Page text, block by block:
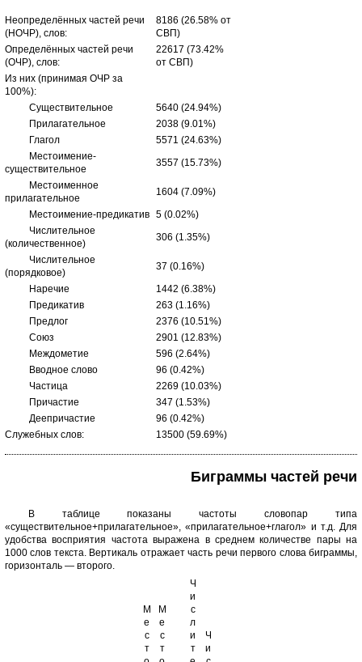
Неопределённых частей речи
(НОЧР), слов:
8186 (26.58% от
СВП)
Определённых частей речи
(ОЧР), слов:
22617 (73.42%
от СВП)
Из них (принимая ОЧР за
100%):
Существительное
5640 (24.94%)
Прилагательное
2038 (9.01%)
Глагол
5571 (24.63%)
Местоимение-
существительное
3557 (15.73%)
Местоименное
прилагательное
1604 (7.09%)
Местоимение-предикатив 5 (0.02%)
Числительное
(количественное)
306 (1.35%)
Числительное
(порядковое)
37 (0.16%)
Наречие
1442 (6.38%)
Предикатив
263 (1.16%)
Предлог
2376 (10.51%)
Союз
2901 (12.83%)
Междометие
596 (2.64%)
Вводное слово
96 (0.42%)
Частица
2269 (10.03%)
Причастие
347 (1.53%)
Деепричастие
96 (0.42%)
Служебных слов:
13500 (59.69%)
Биграммы частей речи
В таблице показаны частоты словопар типа
«существительное+прилагательное», «прилагательное+глагол» и т.д. Для
удобства восприятия частота выражена в среднем количестве пары на
1000 слов текста. Вертикаль отражает часть речи первого слова биграммы,
горизонталь — второго.
М
е
с
т
М
е
с
т
Ч
и
с
л
и
т
Ч
и